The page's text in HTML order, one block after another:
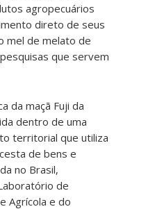
agropecuários
direto de seus
mel de melato de
que servem
da maçã Fuji da
dentro de uma
territorial que utiliza
de bens e
no Brasil,
de
Agrícola e do